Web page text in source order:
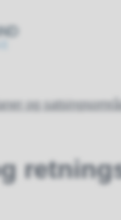
og